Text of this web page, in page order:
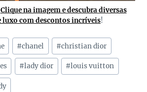
Clique na imagem e descubra diversas
luxo com descontos incríveis!
#chanel #christian dior
#lady dior #louis vuitton